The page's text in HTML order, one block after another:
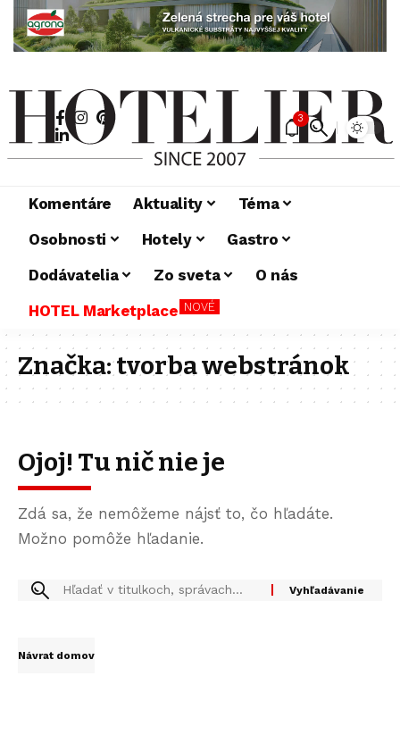
3
Komentáre Aktuality
Téma
Osobnosti
Hotely
Gastro
Dodávatelia
Zo sveta
O nás
HOTEL Marketplace NOVÉ
Značka:tvorba webstránok
Ojoj! Tu nič nie je
Zdá sa, že nemôžeme nájsť to, čo hľadáte.
Možno pomôže hľadanie.
Návrat domov